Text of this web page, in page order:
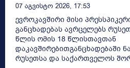
07 Აგვისტო 2026, 17:53
ევროკავშირი მისი
განცხადებას ავრცელებს
წლის ომის 18 წლისთავთან
დაკავშირებითგანცხადებაში
რუსეთსა და საქართველოს